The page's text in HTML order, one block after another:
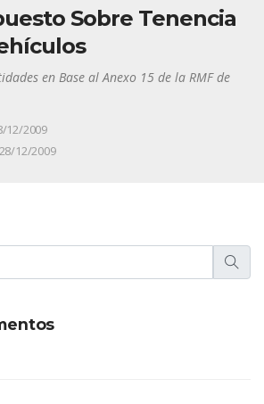
Sobre Tenencia
en Base al Anexo 15 de la RMF de
12/2009
28/12/2009